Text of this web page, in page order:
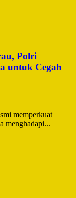
Polri
untuk Cegah
memperkuat
menghadapi...